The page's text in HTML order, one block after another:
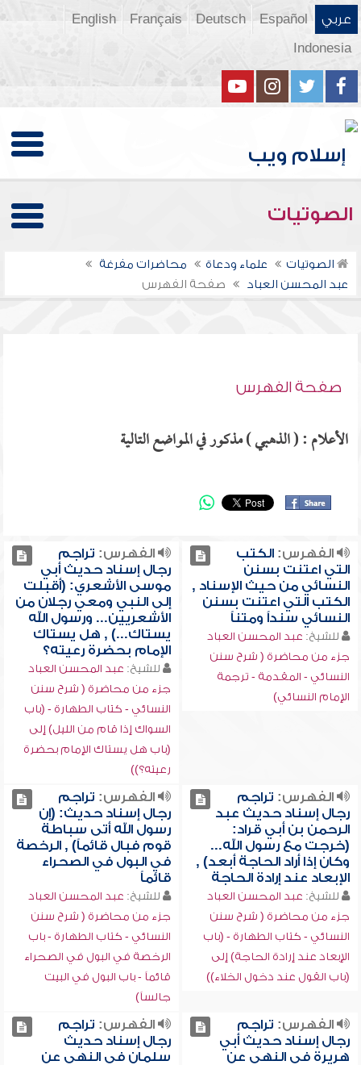
عربي Español
Deutsch
Français
English
Indonesia
الصوتيات
الصوتيات علماء ودعاة
محاضرات مفرغة
عبد المحسن العباد
صفحة الفهرس
صفحة الفهرس
الأعلام : ( الذهبي ) مذكور في المواضع التالية
الفهرس:الكتب
التي اعتنت بسنن
النسائي من حيث الإسناد ,
الكتب التي اعتنت بسنن
النسائي سنداً ومتناً
للشيخ: عبد المحسن العباد
جزء من محاضرة ( شرح سنن
النسائي - المقدمة - ترجمة
الإمام النسائي)
الفهرس: تراجم
رجال إسناد حديث أبي
موسى الأشعري: (أقبلت
إلى النبي ومعي رجلان من
الأشعريين... ورسول الله
يستاك...) , هل يستاك
الإمام بحضرة رعيته؟
للشيخ: عبد المحسن العباد
جزء من محاضرة ( شرح سنن
النسائي - كتاب الطهارة - (باب
السواك إذا قام من الليل) إلى
(باب هل يستاك الإمام بحضرة
رعيته؟))
الفهرس: تراجم
رجال إسناد حديث عبد
الرحمن بن أبي قراد:
(خرجت مع رسول الله...
وكان إذا أراد الحاجة أبعد) ,
الإبعاد عند إرادة الحاجة
للشيخ: عبد المحسن العباد
جزء من محاضرة ( شرح سنن
النسائي - كتاب الطهارة - (باب
الإبعاد عند إرادة الحاجة) إلى
(باب القول عند دخول الخلاء))
الفهرس: تراجم
رجال إسناد حديث: (إن
رسول الله أتى سباطة
قوم فبال قائماً) , الرخصة
في البول في الصحراء
قائماً
للشيخ: عبد المحسن العباد
جزء من محاضرة ( شرح سنن
النسائي - كتاب الطهارة - باب
الرخصة في البول في الصحراء
قائماً - باب البول في البيت
جالساً)
الفهرس: تراجم
رجال إسناد حديث أبي
هريرة في النهي عن
الفهرس: تراجم
رجال إسناد حديث
سلمان في النهي عن